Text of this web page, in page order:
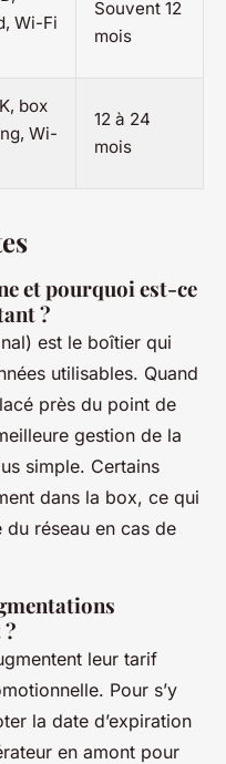
Wi-Fi
Souvent 12
mois
box
Wi-
12 à 24
mois
et pourquoi est-ce
?
est le boîtier qui
utilisables. Quand
près du point de
gestion de la
simple. Certains
dans la box, ce qui
réseau en cas de
leur tarif
Pour s’y
la date d’expiration
en amont pour